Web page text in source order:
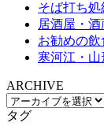
そば打ち処
居酒屋・
お勧めの飲
寒河江・山
ARCHIVE
タグ